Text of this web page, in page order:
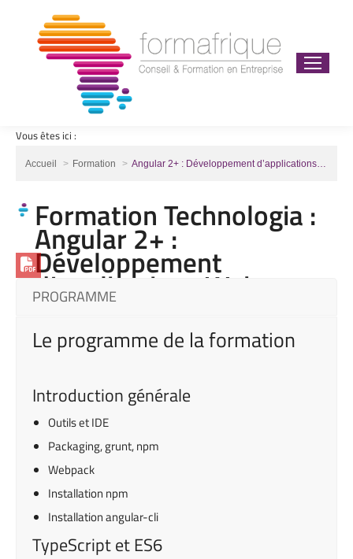
Vous êtes ici :
Vous êtes ici :
Accueil Formation Angular 2+ : Développement d’applications…
Formation Technologia :
Angular 2+ :
Développement
d’applications Web
PROGRAMME
Le programme de la formation
Introduction générale
Outils et IDE
Packaging, grunt, npm
Webpack
Installation npm
Installation angular-cli
TypeScript et ES6